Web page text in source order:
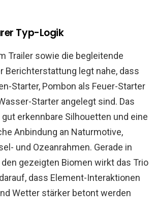
Typ-Logik
Trailer sowie die begleitende
Berichterstattung legt nahe, dass
Starter, Pombon als Feuer-Starter
Starter angelegt sind. Das
erkennbare Silhouetten und eine
Anbindung an Naturmotive,
und Ozeanrahmen. Gerade in
gezeigten Biomen wirkt das Trio
dass Element-Interaktionen
Wetter stärker betont werden